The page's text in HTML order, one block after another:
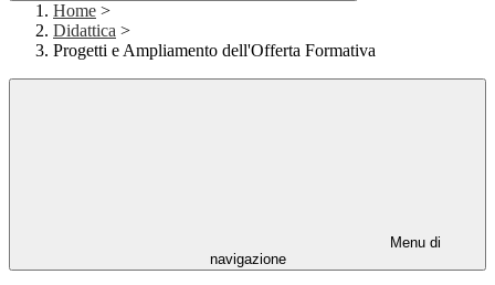
Home >
Didattica >
Progetti e Ampliamento dell'Offerta Formativa
Menu di
navigazione